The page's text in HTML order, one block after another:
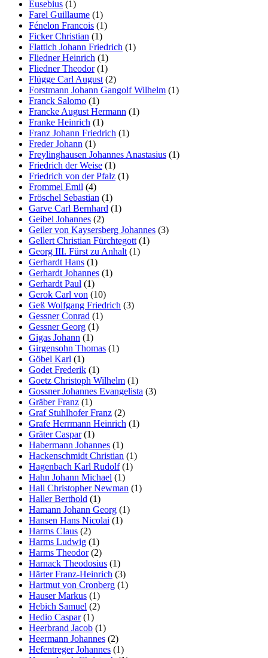
Eusebius (1)
Farel Guillaume (1)
Fénelon Francois (1)
Ficker Christian (1)
Flattich Johann Friedrich (1)
Fliedner Heinrich (1)
Fliedner Theodor(1)
Flügge Carl August (2)
Forstmann Johann Gangolf Wilhelm (1)
Franck Salomo (1)
Francke August Hermann (1)
Franke Heinrich (1)
Franz Johann Friedrich (1)
Freder Johann (1)
Freylinghausen Johannes Anastasius (1)
Friedrich der Weise (1)
Friedrich von der Pfalz (1)
Frommel Emil (4)
Fröschel Sebastian (1)
Garve Carl Bernhard (1)
Geibel Johannes (2)
Geiler von Kaysersberg Johannes (3)
Gellert Christian Fürchtegott (1)
Georg III. Fürst zu Anhalt (1)
Gerhardt Hans (1)
Gerhardt Johannes (1)
Gerhardt Paul (1)
Gerok Carl von (10)
Geß Wolfgang Friedrich (3)
Gessner Conrad (1)
Gessner Georg (1)
Gigas Johann (1)
Girgensohn Thomas (1)
Göbel Karl (1)
Godet Frederik (1)
Goetz Christoph Wilhelm (1)
Gossner Johannes Evangelista (3)
Gräber Franz (1)
Graf Stuhlhofer Franz (2)
Grafe Herrmann Heinrich (1)
Gräter Caspar(1)
Habermann Johannes (1)
Hackenschmidt Christian (1)
Hagenbach Karl Rudolf(1)
Hahn Johann Michael (1)
Hall Christopher Newman (1)
Haller Berthold (1)
Hamann Johann Georg (1)
Hansen Hans Nicolai (1)
Harms Claus (2)
Harms Ludwig (1)
Harms Theodor(2)
Harnack Theodosius (1)
Härter Franz-Heinrich (3)
Hartmut von Cronberg (1)
Hauser Markus (1)
Hebich Samuel (2)
Hedio Caspar(1)
Heerbrand Jacob (1)
Heermann Johannes (2)
Hefentreger Johannes (1)